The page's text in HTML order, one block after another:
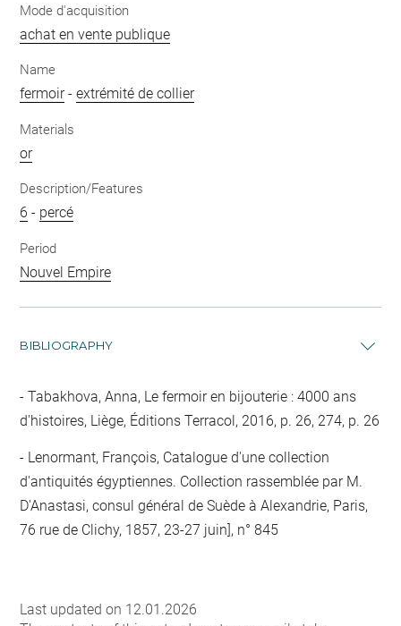
Mode d'acquisition
achat en vente publique
Name
fermoir-extrémité de collier
Materials
or
Description/Features
6 - percé
Period
Nouvel Empire
BIBLIOGRAPHY
Tabakhova, Anna, Le fermoir en bijouterie : 4000 ans
d'histoires, Liège, Éditions Terracol, 2016, p. 26, 274, p. 26
Lenormant, François, Catalogue d'une collection
d'antiquités égyptiennes. Collection rassemblée par M.
D'Anastasi, consul général de Suède à Alexandrie, Paris,
76 rue de Clichy, 1857, 23-27 juin], n° 845
Last updated on 12.01.2026